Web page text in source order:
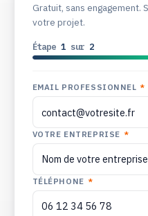
Gratuit, sans engagement.
votre projet.
Étape 1sur 2
EMAIL PROFESSIONNEL *
VOTRE ENTREPRISE *
TÉLÉPHONE *